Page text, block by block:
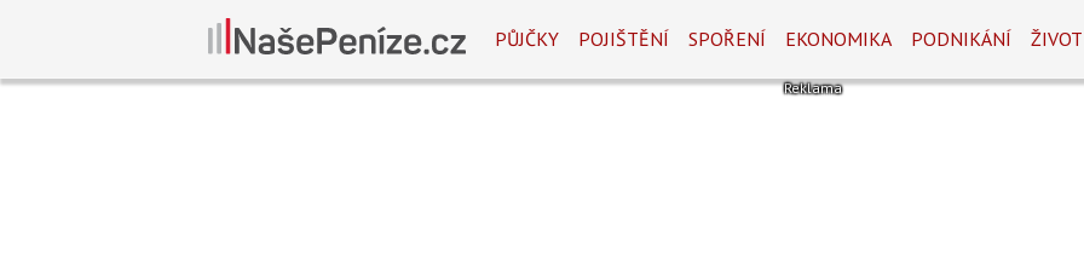
PŮJČKY POJIŠTĚNÍ SPOŘENÍ EKONOMIKA PODNIKÁNÍ